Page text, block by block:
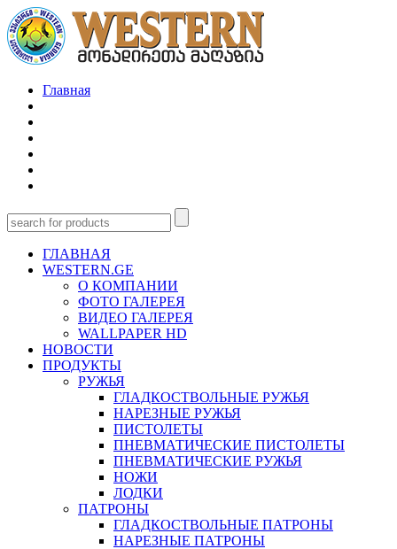
Главная
ГЛАВНАЯ
WESTERN.GE
О КОМПАНИИ
ФОТО ГАЛЕРЕЯ
ВИДЕО ГАЛЕРЕЯ
WALLPAPER HD
НОВОСТИ
ПРОДУКТЫ
РУЖЬЯ
ГЛАДКОСТВОЛЬНЫЕ РУЖЬЯ
НАРЕЗНЫЕ РУЖЬЯ
ПИСТОЛЕТЫ
ПНЕВМАТИЧЕСКИЕ ПИСТОЛЕТЫ
ПНЕВМАТИЧЕСКИЕ РУЖЬЯ
НОЖИ
ЛОДКИ
ПАТРОНЫ
ГЛАДКОСТВОЛЬНЫЕ ПАТРОНЫ
НАРЕЗНЫЕ ПАТРОНЫ